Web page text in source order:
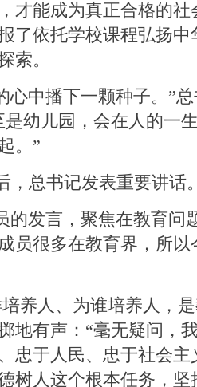
才能成为真正合格的
了依托学校课程弘扬
索。
心中播下一颗种子。”
是幼儿园，会在人的一
。”
，总书记发表重要讲话
的发言，聚焦在教育问
员很多在教育界，所
养人、为谁培养人，
地有声：“毫无疑问，
忠于人民、忠于社会
树人这个根本任务，